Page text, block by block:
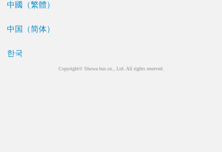
中國（繁體）
中国（简体）
한국
Copyright© Showa bus.co., Ltd. All rights reserved.